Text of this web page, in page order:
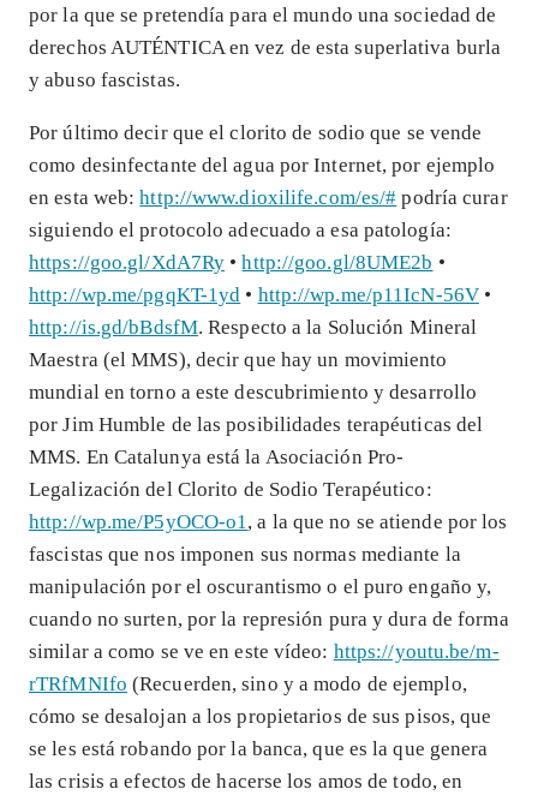
por la que se pretendía para el mundo una sociedad de
derechos AUTÉNTICA en vez de esta superlativa burla
y abuso fascistas.
Por último decir que el clorito de sodio que se vende
como desinfectante del agua por Internet, por ejemplo
en esta web:http://www.dioxilife.com/es/# podría curar
siguiendo el protocolo adecuado a esa patología:
https://goo.gl/XdA7Ry •http://goo.gl/8UME2b •
http://wp.me/pgqKT-1yd • http://wp.me/p11IcN-56V•
http://is.gd/bBdsfM. Respecto a la Solución Mineral
Maestra (el MMS), decir que hay un movimiento
mundial en torno a este descubrimiento y desarrollo
por Jim Humble de las posibilidades terapéuticas del
MMS. En Catalunya está la Asociación Pro-
Legalización del Clorito de Sodio Terapéutico:
http://wp.me/P5yOCO-o1, a la que no se atiende por los
fascistas que nos imponen sus normas mediante la
manipulación por el oscurantismo o el puro engaño y,
cuando no surten, por la represión pura y dura de forma
similar a como se ve en este vídeo: https://youtu.be/m-
rTRfMNIfo (Recuerden, sino y a modo de ejemplo,
cómo se desalojan a los propietarios de sus pisos, que
se les está robando por la banca, que es la que genera
las crisis a efectos de hacerse los amos de todo, en